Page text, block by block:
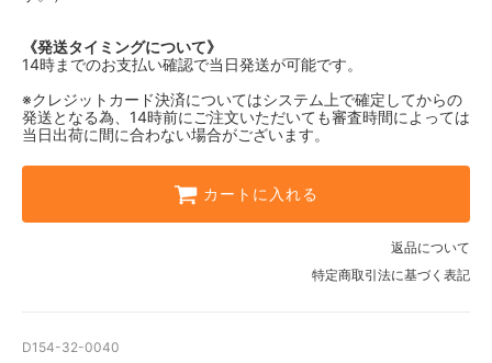
《発送タイミングについて》
14時までのお支払い確認で当日発送が可能です。
※クレジットカード決済についてはシステム上で確定してからの
発送となる為、14時前にご注文いただいても審査時間によっては
当日出荷に間に合わない場合がございます。
カートに入れる
返品について
特定商取引法に基づく表記
D154-32-0040